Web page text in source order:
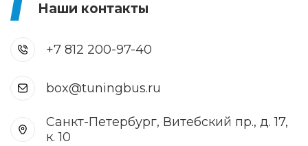
Наши контакты
+7 812 200-97-40
box@tuningbus.ru
Санкт-Петербург, Витебский пр., д. 17,
к. 10